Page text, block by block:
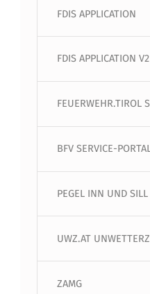
FDIS APPLICATION
FDIS APPLICATION V2
FEUERWEHR.TIROL
BFV SERVICE-
PEGEL INN UND SILL
UWZ.AT
ZAMG